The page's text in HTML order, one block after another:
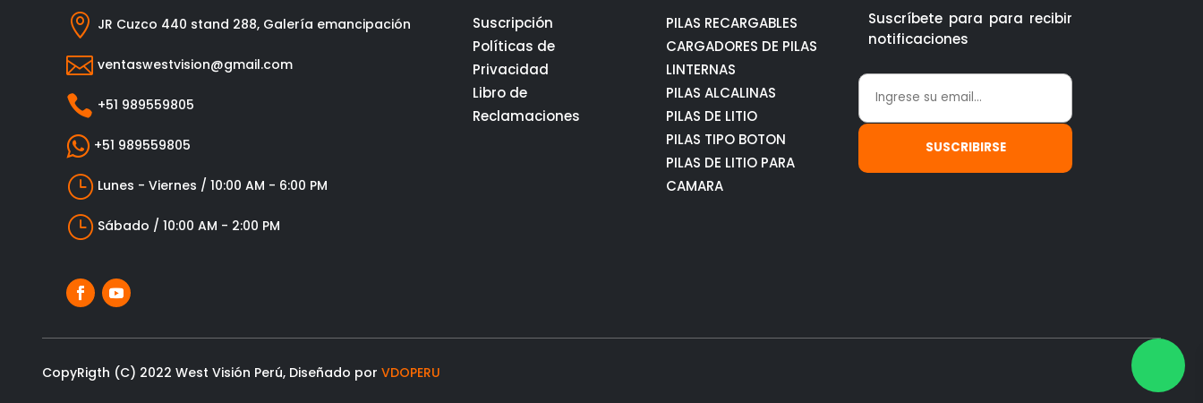
 JR Cuzco 440 stand 288, Galería emancipación
 ventaswestvision@gmail.com
 +51 989559805
 +51 989559805
} Lunes - Viernes / 10:00 AM - 6:00 PM
} Sábado / 10:00 AM - 2:00 PM
Suscripción
Políticas de
Privacidad
Libro de
Reclamaciones
PILAS RECARGABLES
CARGADORES DE PILAS
LINTERNAS
PILAS ALCALINAS
PILAS DE LITIO
PILAS TIPO BOTON
PILAS DE LITIO PARA
CAMARA
Suscríbete para para recibir
notificaciones
CopyRigth (C) 2022 West Visión Perú, Diseñado porVDOPERU